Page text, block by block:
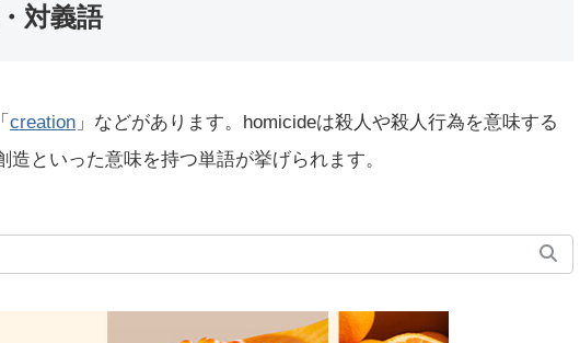
対義語
creation 」などがあります。homicideは殺人や殺人行為を意味する
といった意味を持つ単語が挙げられます。